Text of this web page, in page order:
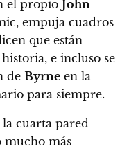
el propio John
empuja cuadros
que están
e incluso se
de Byrne en la
para siempre.
cuarta pared
mucho más